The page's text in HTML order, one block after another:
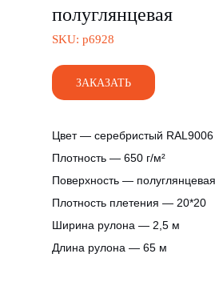
полуглянцевая
SKU: р6928
ЗАКАЗАТЬ
Цвет — серебристый RAL9006
Плотность — 650 г/м²
Поверхность — полуглянцевая
Плотность плетения — 20*20
Ширина рулона — 2,5 м
Длина рулона — 65 м